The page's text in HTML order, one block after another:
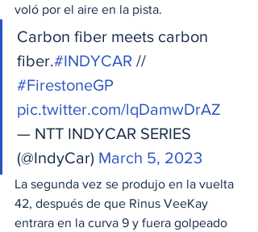
voló por el aire en la pista.
Carbon fiber meets carbon
fiber.#INDYCAR //
#FirestoneGP
pic.twitter.com/lqDamwDrAZ
— NTT INDYCAR SERIES
(@IndyCar) March 5, 2023
La segunda vez se produjo en la vuelta
42, después de que Rinus VeeKay
entrara en la curva 9 y fuera golpeado